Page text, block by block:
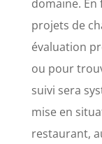
domaine.
projets de
évaluation
ou pour
suivi sera
mise en
restaurant,